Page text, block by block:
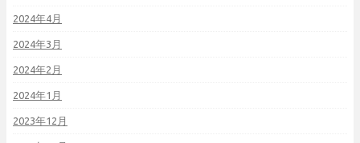
2024年4月
2024年3月
2024年2月
2024年1月
2023年12月